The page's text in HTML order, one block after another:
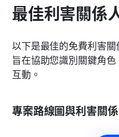
最佳利害關係
以下是最佳的免費利害
旨在協助您識別關鍵角
互動。
專案路線圖與利害關